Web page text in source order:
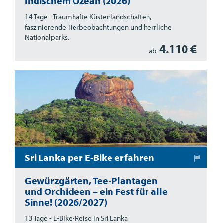
14 Tage - Traumhafte Küstenlandschaften,
faszinierende Tierbeobachtungen und herrliche
Nationalparks.
ab 4.110 €
Sri Lanka per E-Bike erfahren
Gewürzgärten, Tee-Plantagen
und Orchideen – ein Fest für alle
Sinne! (2026/2027)
13 Tage - E-Bike-Reise in Sri Lanka